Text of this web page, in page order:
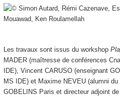
Les travaux sont issus du workshop
MADER (maîtresse de conférences
IDE), Vincent CARUSO (enseignant
MS IDE) et Maxime NEVEU (alumni
GOBELINS Paris et directeur adjoint